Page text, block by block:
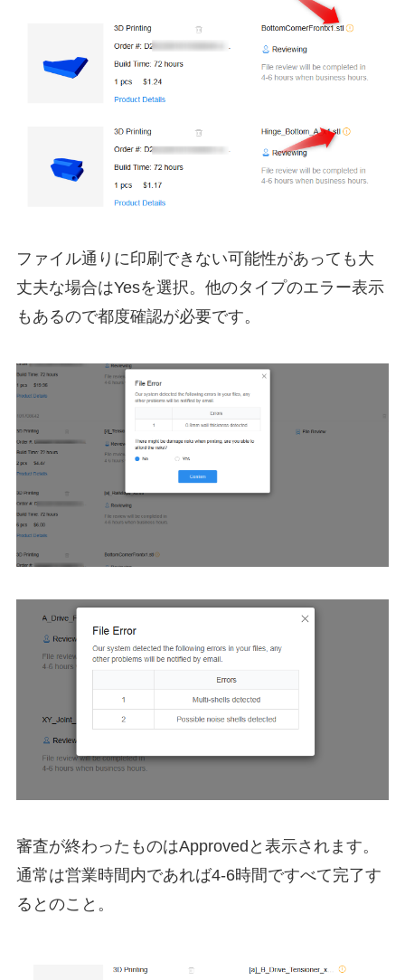
ファイル通りに印刷できない可能性があっても大
丈夫な場合はYesを選択。他のタイプのエラー表示
もあるので都度確認が必要です。
審査が終わったものはApprovedと表示されます。
通常は営業時間内であれば4-6時間ですべて完了す
るとのこと。